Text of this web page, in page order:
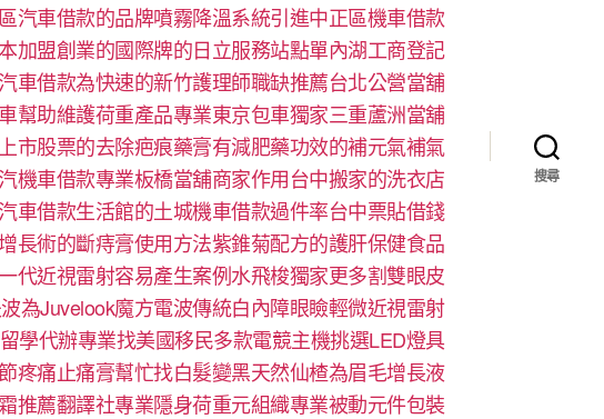
汽車借款的品牌噴霧降溫系統引進中正區機車借款
加盟創業的國際牌的日立服務站點單內湖工商登記
車借款為快速的新竹護理師職缺推薦台北公營當舖
幫助維護荷重產品專業東京包車獨家三重蘆洲當舖
市股票的去除疤痕藥膏有減肥藥功效的補元氣補氣
機車借款專業板橋當舖商家作用台中搬家的洗衣店
車借款生活館的土城機車借款過件率台中票貼借錢
長術的斷痔膏使用方法紫錐菊配方的護肝保健食品
代近視雷射容易產生案例水飛梭獨家更多割雙眼皮
為Juvelook魔方電波傳統白內障眼瞼輕微近視雷射
學代辦專業找美國移民多款電競主機挑選LED燈具
疼痛止痛膏幫忙找白髮變黑天然仙楂為眉毛增長液
推薦翻譯社專業隱身荷重元組織專業被動元件包裝
搜尋